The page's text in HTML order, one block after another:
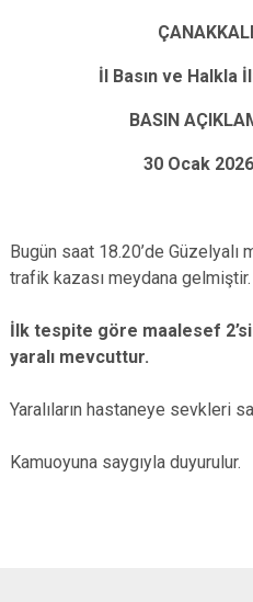
İl Basın ve Halkla
BASIN
30 Ocak
Bugün saat 18.20’de Güzelyalı
trafik kazası meydana gelmiştir.
İlk tespite göre maalesef
yaralı mevcuttur.
Yaralıların hastaneye sevkleri
Kamuoyuna saygıyla duyurulur.